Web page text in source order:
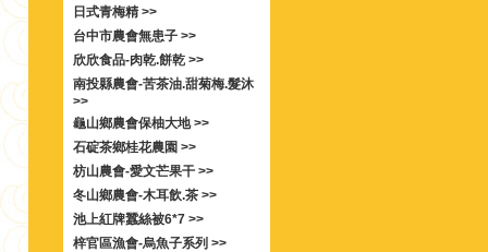
日式青梅精 >>
台中市農會無患子 >>
欣欣食品-肉乾.餅乾 >>
南投縣農會-苦茶油.甜菊梅.髮沐
>>
龜山鄉農會保柚大地 >>
石碇茶鄉桂花農園 >>
枋山農會-愛文芒果干 >>
冬山鄉農會-木耳飲.茶 >>
池上紅牌蠶絲被6*7 >>
梓官區漁會-烏魚子系列 >>